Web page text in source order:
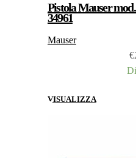
Pistola Mauser
34961
Mauser
€
VISUALIZZA